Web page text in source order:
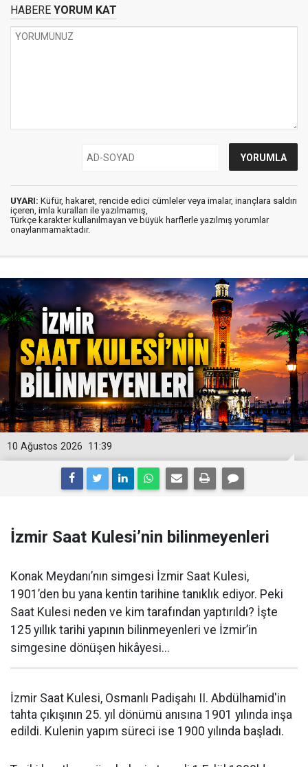
HABERE YORUM KAT
UYARI: Küfür, hakaret, rencide edici cümleler veya imalar, inançlara saldırı
içeren, imla kuralları ile yazılmamış,
Türkçe karakter kullanılmayan ve büyük harflerle yazılmış yorumlar
onaylanmamaktadır.
11:39
10 Ağustos 2026
İzmir Saat Kulesi’nin bilinmeyenleri
Konak Meydanı’nın simgesi İzmir Saat Kulesi,
1901’den bu yana kentin tarihine tanıklık ediyor. Peki
Saat Kulesi neden ve kim tarafından yaptırıldı? İşte
125 yıllık tarihi yapının bilinmeyenleri ve İzmir’in
simgesine dönüşen hikâyesi...
İzmir Saat Kulesi, Osmanlı Padişahı II. Abdülhamid'in
tahta çıkışının 25. yıl dönümü anısına 1901 yılında inşa
edildi. Kulenin yapım süreci ise 1900 yılında başladı.